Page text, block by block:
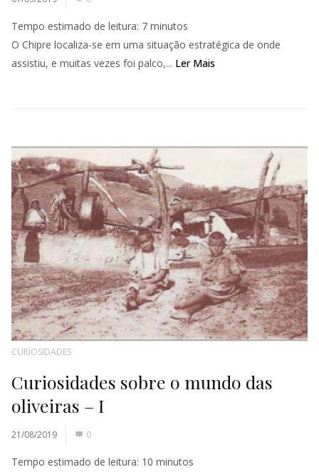
Tempo estimado de leitura: 7 minutos
O Chipre localiza-se em uma situação estratégica de onde
assistiu, e muitas vezes foi palco,... Ler Mais
CURIOSIDADES
Curiosidades sobre o mundo das
oliveiras – I
21/08/2019 0
Tempo estimado de leitura: 10 minutos